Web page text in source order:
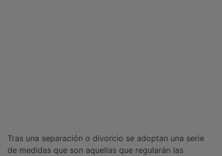
Tras una separación o divorcio se adoptan una serie
de medidas que son aquellas que regularán las